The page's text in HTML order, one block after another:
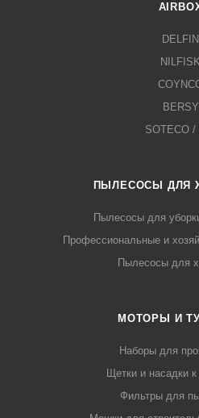
DELFIN
NILFISK
BERSY
SOTECO /
ПЫЛЕСОСЫ ДЛЯ
Пылесосы для
Профессиональные и
Пылесосы для
МОТОРЫ И
Наборы для
Щетки и насадки
Фильтры для